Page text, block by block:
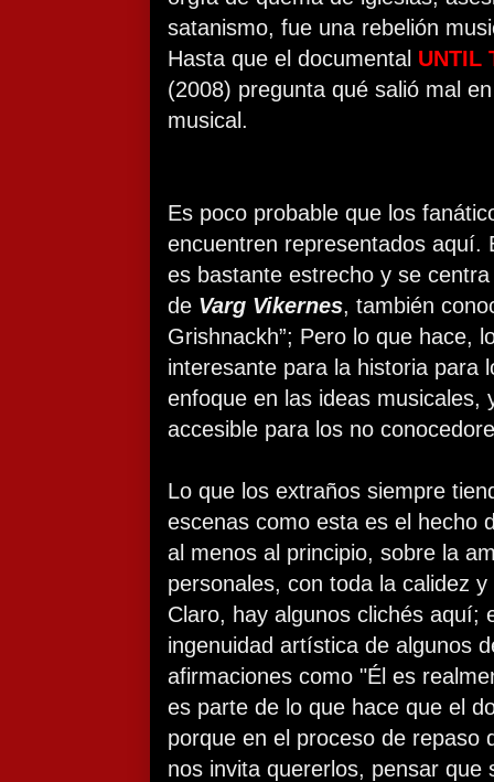
satanismo, fue una rebelión
Hasta que el documental UNTIL
(2008) pregunta qué salió mal
musical.
Es poco probable que los
encuentren representados aquí.
es bastante estrecho y se
de Varg Vikernes, también
Grishnackh”; Pero lo que hace,
interesante para la historia para
enfoque en las ideas musicales,
accesible para los no
Lo que los extraños siempre
escenas como esta es el hecho
al menos al principio, sobre la
personales, con toda la calidez
Claro, hay algunos clichés aquí;
ingenuidad artística de algunos
afirmaciones como "Él es
es parte de lo que hace que el
porque en el proceso de repaso
nos invita quererlos, pensar que